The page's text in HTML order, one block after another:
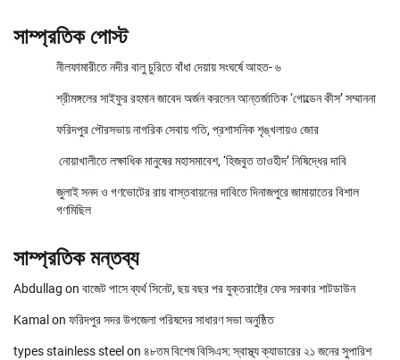
সাম্প্রতিক পোস্ট
নীলফামারীতে নদীর বালু চুরিতে বাঁধা দেয়ায় সংঘর্ষে আহত- ৬
শ্রীমঙ্গলের সাইফুর রহমান জাবেদ অর্জন করলেন আন্তর্জাতিক ‘গোল্ডেন কীস’ সম্মাননা
ফরিদপুর পৌরসভায় নাগরিক সেবায় গতি, প্রশাসনিক শৃঙ্খলায়ও জোর
নোয়াখালীতে লক্ষাধিক মানুষের মহাসমাবেশ, ‘হিজবুত তাওহীদ’ নিষিদ্ধের দাবি
জুলাই সনদ ও গণভোটের রায় বাস্তবায়নের দাবিতে দিনাজপুরে জামায়াতের বিশাল
গণমিছিল
সাম্প্রতিক মন্তব্য
Abdullag on বাজেট পাসে ব্যর্থ সিনেট, ছয় বছর পর যুক্তরাষ্ট্রে ফের সরকার শাটডাউন
Kamal on ফরিদপুর সদর উপজেলা পরিষদের সাধারণ সভা অনুষ্ঠিত
types stainless steel on ৪৮তম বিশেষ বিসিএস: স্বাস্থ্য ক্যাডারের ২১ জনের সুপারিশ